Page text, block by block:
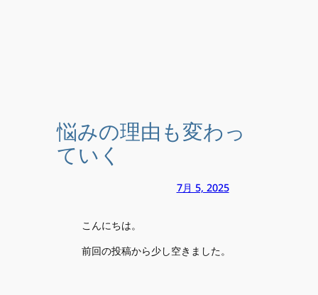
悩みの理由も変わっ
ていく
7月 5, 2025
こんにちは。
前回の投稿から少し空きました。